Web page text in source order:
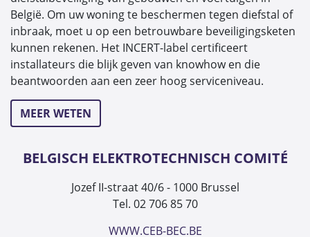
België. Om uw woning te beschermen tegen diefstal of
inbraak, moet u op een betrouwbare beveiligingsketen
kunnen rekenen. Het INCERT-label certificeert
installateurs die blijk geven van knowhow en die
beantwoorden aan een zeer hoog serviceniveau.
MEER WETEN
BELGISCH ELEKTROTECHNISCH COMITÉ
Jozef II-straat 40/6 - 1000 Brussel
Tel. 02 706 85 70
WWW.CEB-BEC.BE